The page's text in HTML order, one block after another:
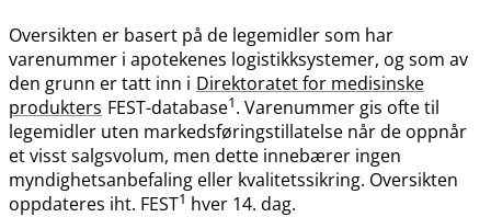
Oversikten er basert på de legemidler som har
varenummer i apotekenes logistikksystemer, og som av
den grunn er tatt inn i Direktoratet for medisinske
produkters FEST-database1. Varenummer gis ofte til
legemidler uten markedsføringstillatelse når de oppnår
et visst salgsvolum, men dette innebærer ingen
myndighetsanbefaling eller kvalitetssikring. Oversikten
oppdateres iht. FEST1 hver 14. dag.